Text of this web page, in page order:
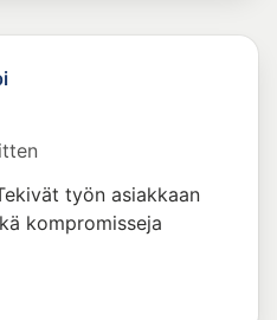
työn asiakkaan
kompromisseja